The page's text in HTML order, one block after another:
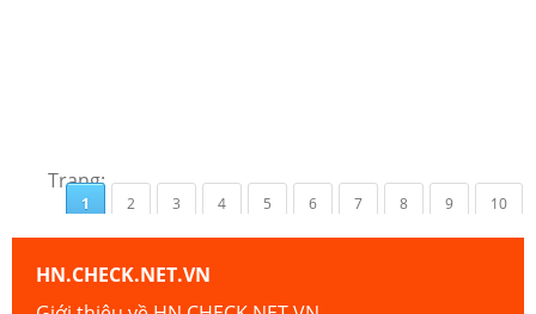
Trang:
1 2 3 4 5 6 7 8 9 10
HN.CHECK.NET.VN